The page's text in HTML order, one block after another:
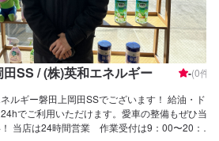
SS / (株)英和エネルギー -(0件)
ルギー磐田上岡田SSでございます！ 給油・ド
でご利用いただけます。愛車の整備もぜひ当
当店は24時間営業 作業受付は9：00〜20：